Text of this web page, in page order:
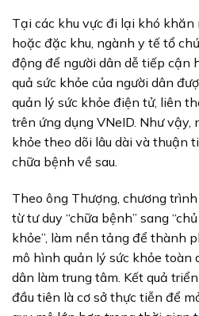
Tại các khu vực đi lại khó khăn
hoặc đặc khu, ngành y tế tổ
động để người dân dễ tiếp cận
quả sức khỏe của người dân
quản lý sức khỏe điện tử, liên
trên ứng dụng VNeID. Như vậy,
khỏe theo dõi lâu dài và thuận
chữa bệnh về sau.
Theo ông Thượng, chương
từ tư duy “chữa bệnh” sang
khỏe”, làm nền tảng để thành
mô hình quản lý sức khỏe toàn
dân làm trung tâm. Kết quả
đầu tiên là cơ sở thực tiễn để